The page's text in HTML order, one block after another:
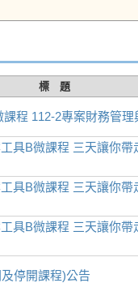
標 題
課程 112-2專案財務管
工具B微課程 三天讓你
工具B微課程 三天讓你
工具B微課程 三天讓你
停開課程)公告